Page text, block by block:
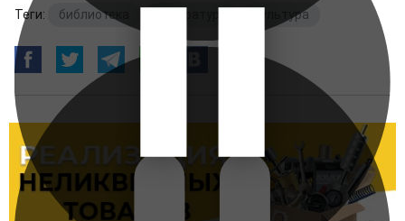
Теги: библиотека культура